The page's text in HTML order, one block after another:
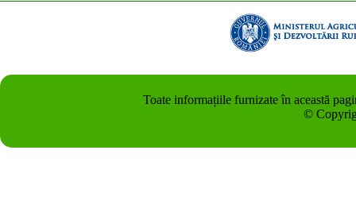
Toate informațiile furnizate în această
©